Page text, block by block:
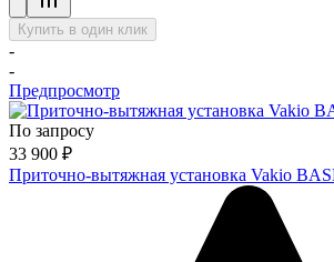
Купить в один клик
-
-
Предпросмотр
По запросу
33 900 ₽
Приточно-вытяжная установка Vakio